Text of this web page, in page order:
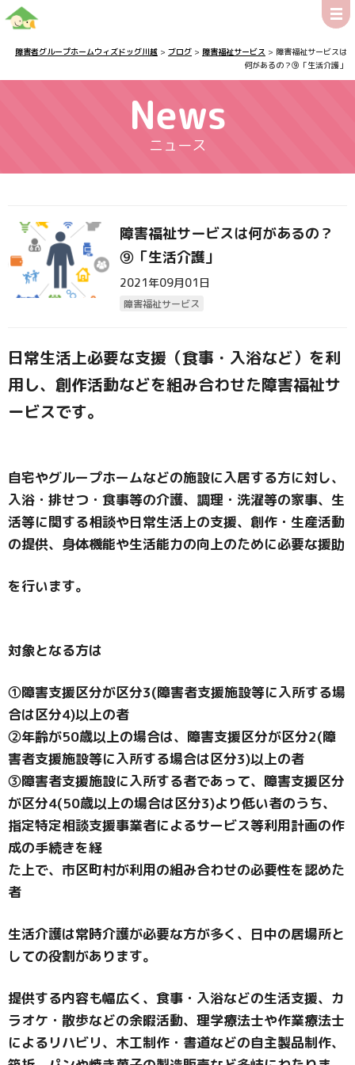
障害者グループホームウィズドッグ川越 > ブログ > 障害福祉サービス > 障害福祉サービスは
何があるの？⑨「生活介護」
News
ニュース
障害福祉サービスは何があるの？
⑨「生活介護」
2021年09月01日
障害福祉サービス
日常生活上必要な支援（食事・入浴など）を利
用し、創作活動などを組み合わせた障害福祉サ
ービスです。
自宅やグループホームなどの施設に入居する方に対し、
入浴・排せつ・食事等の介護、調理・洗濯等の家事、生
活等に関する相談や日常生活上の支援、創作・生産活動
の提供、身体機能や生活能力の向上のために必要な援助
を行います。
対象となる方は
①障害支援区分が区分3(障害者支援施設等に入所する場
合は区分4)以上の者
②年齢が50歳以上の場合は、障害支援区分が区分2(障
害者支援施設等に入所する場合は区分3)以上の者
③障害者支援施設に入所する者であって、障害支援区分
が区分4(50歳以上の場合は区分3)より低い者のうち、
指定特定相談支援事業者によるサービス等利用計画の作
成の手続きを経
た上で、市区町村が利用の組み合わせの必要性を認めた
者
生活介護は常時介護が必要な方が多く、日中の居場所と
しての役割があります。
提供する内容も幅広く、食事・入浴などの生活支援、カ
ラオケ・散歩などの余暇活動、理学療法士や作業療法士
によるリハビリ、木工制作・書道などの自主製品制作、